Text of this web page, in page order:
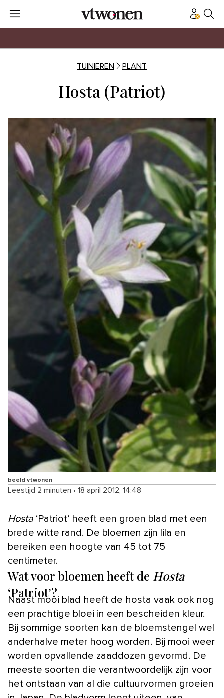
TUINIEREN PLANT
Hosta (Patriot)
beeld vtwonen
Leestijd 2 minuten • 18 april 2012, 14:48
Hosta ‘Patriot’ heeft een groen blad met een
brede witte rand. De bloemen zijn lila en
bereiken een hoogte van 45 tot 75
centimeter.
Wat voor bloemen heeft de Hosta
‘Patriot’?
Naast mooi blad heeft de hosta vaak ook nog
een prachtige bloei in een bescheiden kleur.
Bij sommige soorten kan de bloemstengel wel
anderhalve meter hoog worden. Bij mooi weer
worden opvallende zaaddozen gevormd. De
meeste soorten die verantwoordelijk zijn voor
het ontstaan van al die cultuurvormen groeien